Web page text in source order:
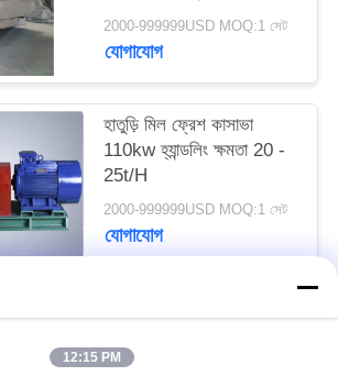
2000-999999USD MOQ:1 সেট
যোগাযোগ
হাতুড়ি মিল ফ্রেশ কাসাভা
110kw হ্যান্ডলিং ক্ষমতা 20 -
25t/H
2000-999999USD MOQ:1 সেট
যোগাযোগ
12:15 PM